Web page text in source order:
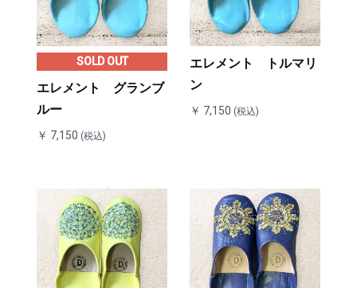
SOLD OUT
エレメント グランブ
ルー
￥ 7,150 (税込)
エレメント トルマリ
ン
￥ 7,150 (税込)